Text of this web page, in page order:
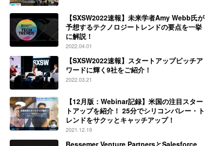
STech I USAについて
お問い合わせ
ENGLISH
【SXSW2022速報】未来学者Amy Webb氏が
予想するテクノロジートレンドの要点を一挙
に解説！
2022.04.01
【SXSW2022速報】スタートアップピッチア
ワードに輝く9社をご紹介！
2022.03.21
【12月版：Webinar記録】米国の注目スター
トアップを紹介！ 25分でシリコンバレー・ト
レンドをサクッとキャッチアップ！
2021.12.19
Bessemer Venture PartnersとSalesforce